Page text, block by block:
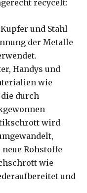
recycelt:
und Stahl
der Metalle
Handys und
wie
durch
wird
Rohstoffe
wie
und